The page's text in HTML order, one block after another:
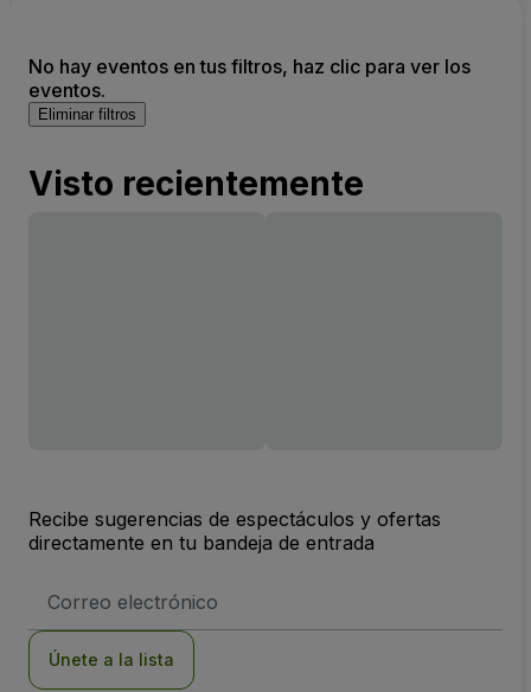
No hay eventos en tus filtros, haz clic para ver los
eventos.
Eliminar filtros
Visto recientemente
Recibe sugerencias de espectáculos y ofertas
directamente en tu bandeja de entrada
de
Únete a la lista